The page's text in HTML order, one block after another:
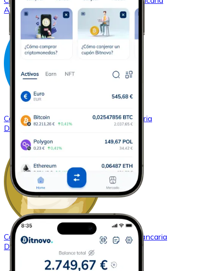
ADA
ComprarDash
con transferencia bancaria
DASH
ComprarDogecoincon transferencia bancaria
DOGE